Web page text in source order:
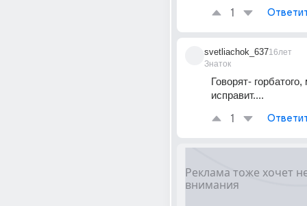
1
svetliachok_637
Знаток
16лет
Говорят- горбатого,
исправит....
1